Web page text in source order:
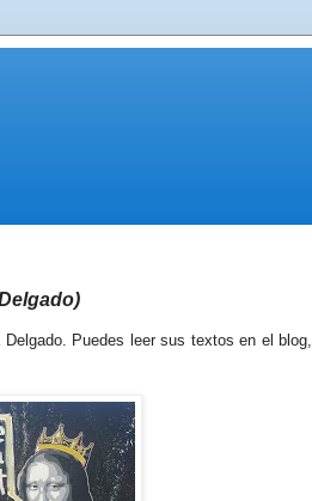
Puedes leer sus textos en el blog,